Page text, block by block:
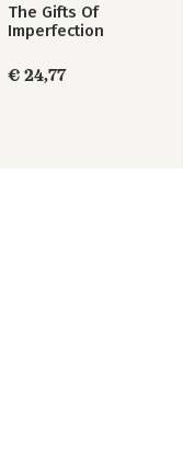
The Gifts Of
Imperfection
€ 24,77